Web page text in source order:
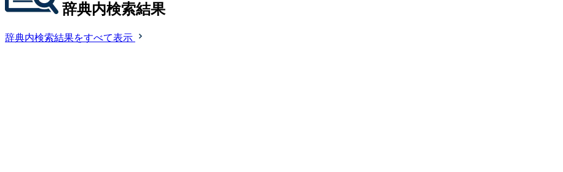
辞典内検索結果
辞典内検索結果をすべて表示